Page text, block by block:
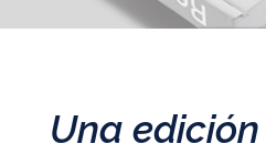
Una edición